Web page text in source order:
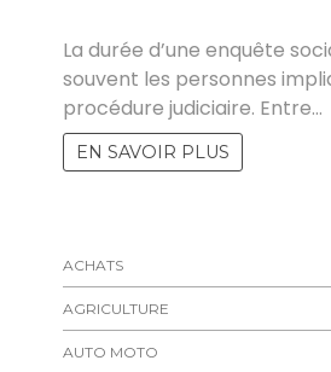
La durée d’une enquête
souvent les personnes
procédure judiciaire. Entre…
EN SAVOIR PLUS
ACHATS
AGRICULTURE
AUTO MOTO